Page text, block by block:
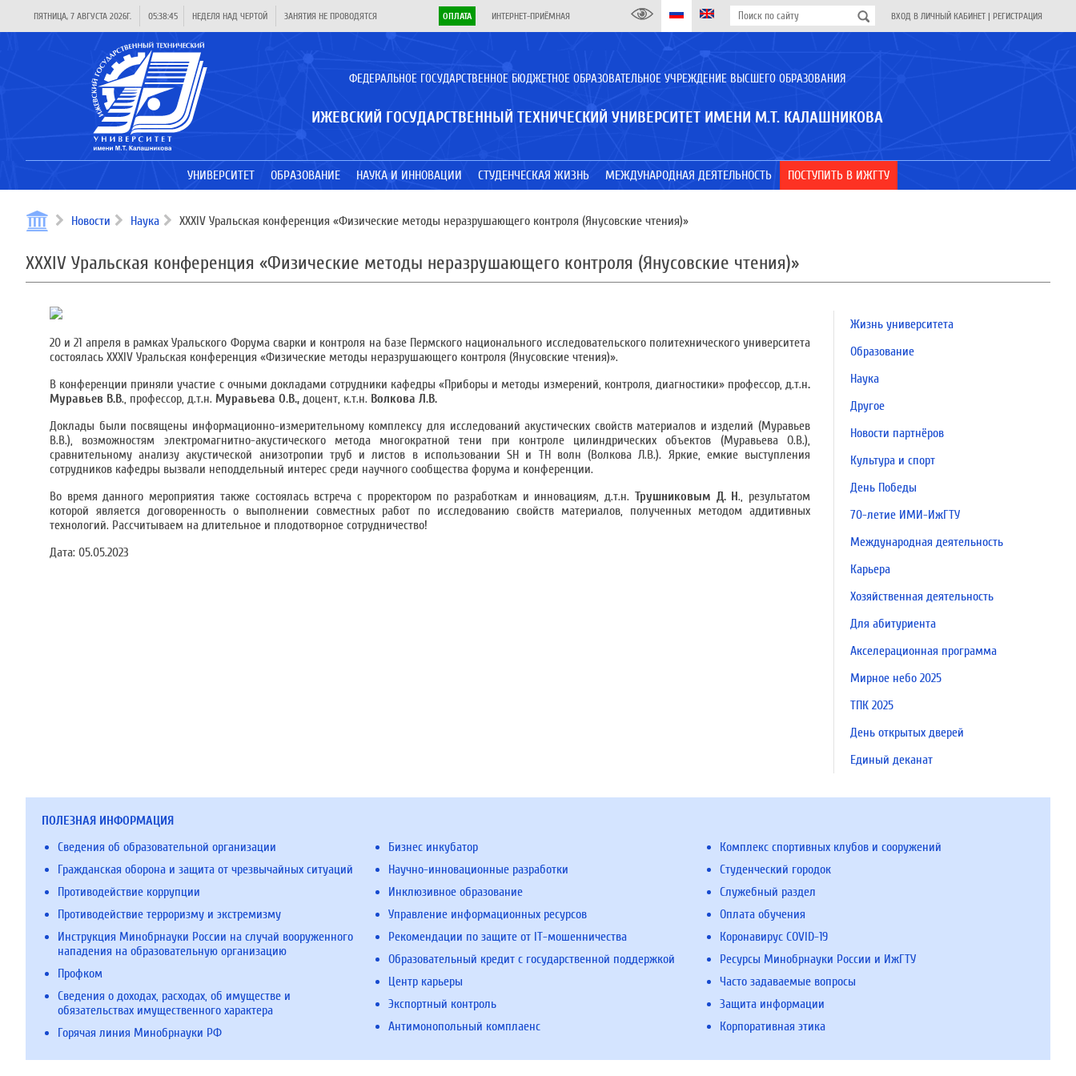
ПЯТНИЦА, 7 АВГУСТА 2026Г. 05:38:45 НЕДЕЛЯ НАД ЧЕРТОЙ ЗАНЯТИЯ НЕ ПРОВОДЯТСЯ ОПЛАТА ИНТЕРНЕТ-ПРИЁМНАЯ ВХОД В ЛИЧНЫЙ КАБИНЕТ | РЕГИСТРАЦИЯ
ФЕДЕРАЛЬНОЕ ГОСУДАРСТВЕННОЕ БЮДЖЕТНОЕ ОБРАЗОВАТЕЛЬНОЕ УЧРЕЖДЕНИЕ ВЫСШЕГО ОБРАЗОВАНИЯ
ИЖЕВСКИЙ ГОСУДАРСТВЕННЫЙ ТЕХНИЧЕСКИЙ УНИВЕРСИТЕТ ИМЕНИ М.Т. КАЛАШНИКОВА
УНИВЕРСИТЕТ ОБРАЗОВАНИЕ НАУКА И ИННОВАЦИИ СТУДЕНЧЕСКАЯ ЖИЗНЬ МЕЖДУНАРОДНАЯ ДЕЯТЕЛЬНОСТЬ ПОСТУПИТЬ В ИЖГТУ
Новости Наука XXXIV Уральская конференция «Физические методы неразрушающего контроля (Янусовские чтения)»
XXXIV Уральская конференция «Физические методы неразрушающего контроля (Янусовские чтения)»
20 и 21 апреля в рамках Уральского Форума сварки и контроля на базе Пермского национального исследовательского политехнического университета
состоялась XXXIV Уральская конференция «Физические методы неразрушающего контроля (Янусовские чтения)».
В конференции приняли участие с очными докладами сотрудники кафедры «Приборы и методы измерений, контроля, диагностики» профессор, д.т.н.
Муравьев В.В., профессор, д.т.н. Муравьева О.В., доцент, к.т.н. Волкова Л.В.
Доклады были посвящены информационно-измерительному комплексу для исследований акустических свойств материалов и изделий (Муравьев
В.В.), возможностям электромагнитно-акустического метода многократной тени при контроле цилиндрических объектов (Муравьева О.В.),
сравнительному анализу акустической анизотропии труб и листов в использовании SH и TH волн (Волкова Л.В.). Яркие, емкие выступления
сотрудников кафедры вызвали неподдельный интерес среди научного сообщества форума и конференции.
Во время данного мероприятия также состоялась встреча с проректором по разработкам и инновациям, д.т.н. Трушниковым Д. Н., результатом
которой является договоренность о выполнении совместных работ по исследованию свойств материалов, полученных методом аддитивных
технологий. Рассчитываем на длительное и плодотворное сотрудничество!
Дата: 05.05.2023
Жизнь университета
Образование
Наука
Другое
Новости партнёров
Культура и спорт
День Победы
70-летие ИМИ-ИжГТУ
Международная деятельность
Карьера
Хозяйственная деятельность
Для абитуриента
Акселерационная программа
Мирное небо 2025
ТПК 2025
День открытых дверей
Единый деканат
ПОЛЕЗНАЯ ИНФОРМАЦИЯ
Сведения об образовательной организации
Гражданская оборона и защита от чрезвычайных ситуаций
Противодействие коррупции
Противодействие терроризму и экстремизму
Инструкция Минобрнауки России на случай вооруженного
нападения на образовательную организацию
Профком
Сведения о доходах, расходах, об имуществе и
обязательствах имущественного характера
Горячая линия Минобрнауки РФ
Бизнес инкубатор
Научно-инновационные разработки
Инклюзивное образование
Управление информационных ресурсов
Рекомендации по защите от IT-мошенничества
Образовательный кредит с государственной поддержкой
Центр карьеры
Экспортный контроль
Антимонопольный комплаенс
Комплекс спортивных клубов и сооружений
Студенческий городок
Служебный раздел
Оплата обучения
Коронавирус COVID-19
Ресурсы Минобрнауки России и ИжГТУ
Часто задаваемые вопросы
Защита информации
Корпоративная этика